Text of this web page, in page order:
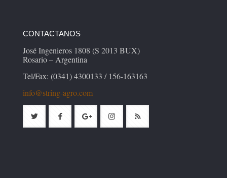
CONTACTANOS
José Ingenieros 1808 (S 2013 BUX)
Rosario – Argentina
Tel/Fax: (0341) 4300133 / 156-163163
info@string-agro.com